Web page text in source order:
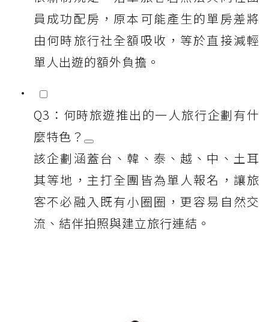
員成功配房，原本可能產生的單房差將
由何時旅行社全額吸收，等於直接減輕
單人出遊的額外負擔。
Q3：何時旅遊推出的一人旅行企劃有什
麼特色？
該企劃涵蓋台、韓、泰、越、中、土耳
其等地，主打全團皆為單人報名，讓旅
客不必融入既有小圈圈，更容易自然交
流、結伴拍照與建立旅行連結。